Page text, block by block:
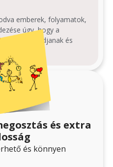
emberek, folyamatok,
úgy, hogy a
és
és extra
és könnyen